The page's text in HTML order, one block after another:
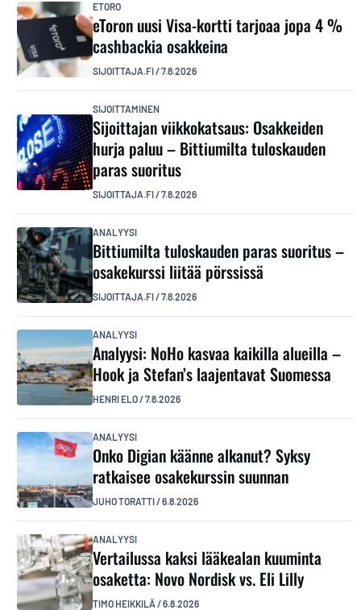
ETORO
eToron uusi Visa-kortti tarjoaa jopa 4 %
cashbackia osakkeina
SIJOITTAJA.FI/7.8.2026
SIJOITTAMINEN
Sijoittajan viikkokatsaus: Osakkeiden
hurja paluu – Bittiumilta tuloskauden
paras suoritus
SIJOITTAJA.FI/7.8.2026
ANALYYSI
Bittiumilta tuloskauden paras suoritus –
osakekurssi liitää pörssissä
SIJOITTAJA.FI/7.8.2026
ANALYYSI
Analyysi: NoHo kasvaa kaikilla alueilla –
Hook ja Stefan’s laajentavat Suomessa
HENRI ELO/7.8.2026
ANALYYSI
Onko Digian käänne alkanut? Syksy
ratkaisee osakekurssin suunnan
JUHO TORATTI/6.8.2026
ANALYYSI
Vertailussa kaksi lääkealan kuuminta
osaketta: Novo Nordisk vs. Eli Lilly
TIMO HEIKKILÄ /6.8.2026